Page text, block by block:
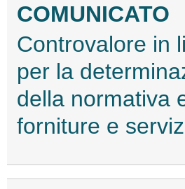
COMUNICATO
Controvalore in
per la
della normativa
forniture e